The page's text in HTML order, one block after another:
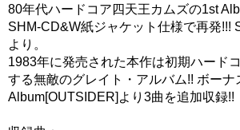
80年代ハードコア四天王カムズの1st
SHM-CD&W紙ジャケット仕様で再発!!!
より。
1983年に発売された本作は初期ハード
する無敵のグレイト・アルバム!! ボーナ
Album[OUTSIDER]より3曲を追加収録!!